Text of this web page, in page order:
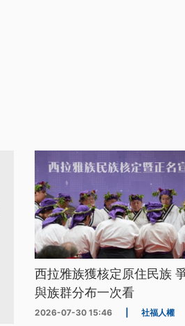
西拉雅族獲核定原住民族
與族群分布一次看
2026-07-30 15:46 社福人權